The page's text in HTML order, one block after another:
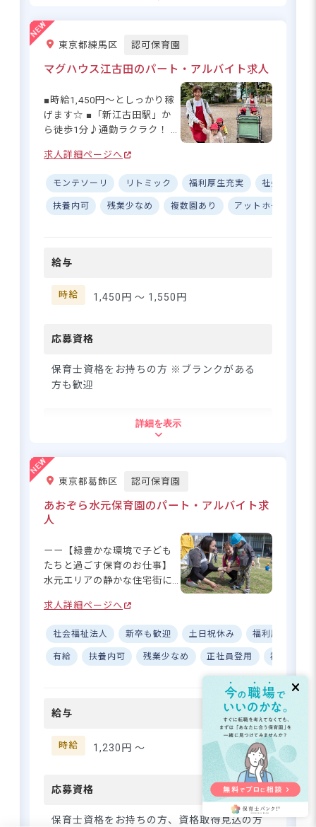
さらに詳しい
登録・相談無料
希望に合う求人の
紹介を受ける
神奈中バス「常盤バス停」より徒歩7分
■マイカー・バイク・自転車通勤可（駐
車場完備）
賞与4ヶ月分◆残業ほぼなし＆マイ
カー通勤OKでプライベート充実！
希望に合う求人の
東京都練馬区 認可保育園
マグハウス江古田のパート・アルバイト求人
■時給1,450円～としっかり稼
げます☆ ■「新江古田駅」か
ら徒歩1分♪通勤ラクラク！ ■
リハリある働き方◎ ■複数シ
フトパターンありで柔軟に働
ける☆ ーー【子どもたちの笑
顔があふれる、あたたかな保
育の場所】 マグハウス江古田
ている施設です♪ 「新江古田
アクセスのよさも、うれしい
ポイント◎ 時給1,450円スター
に反映される環境です☆ 交通
されるので、安心して通勤い
ただけます。 ーー【残業な
「保育の仕事は好きだけど、
そんな方にこそ、ぜひ知って
ほしい職場です♪ マグハウス
江古田では残業なし・持ち帰
りなしを徹底しているので、
仕事とプライベートのバラン
トも7:30～や10:00～など複数
パターンから選べるので、ご
自身のライフスタイルに合わ
☆
求人詳細ページへ
モンテソーリ リトミック 福利厚生充実 社会保険完
扶養内可 残業少なめ 複数園あり アットホーム
給与
時給 1,450円 〜 1,550円
応募資格
保育士資格をお持ちの方 ※ブランクがある
方も歓迎
分
り）
部時間帯は時給1,550円で稼ぎやす
い！
希望に合う求人の
詳細を表示
東京都葛飾区 認可保育園
あおぞら水元保育園のパート・アルバイト求
人
ーー【緑豊かな環境で子ども
たちと過ごす保育のお仕事】
水元エリアの静かな住宅街に
園」♪ 周辺には緑豊かな大き
な公園や児童公園が多数あ
り、のびのびとした環境で保
育ができます。JR常磐線「亀
有駅」「金町駅」から自転車
ら、あなたの保育スキルを活
勤もOKなので、近隣にお住ま
いの方にもおすすめです☆ ー
に合わせて働ける職場です】 1
育児と両立したい方、ブラン
求人詳細ページへ
社会福祉法人 新卒も歓迎 土日祝休み 福利厚生充実
有給 扶養内可 残業少なめ 正社員登用 複数園あり
給与
時給 1,230円 〜
応募資格
保育士資格をお持ちの方、資格取得見込の方